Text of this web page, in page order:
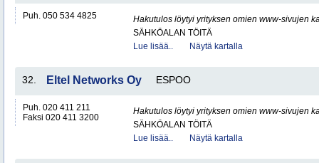
Puh. 050 534 4825
Hakutulos löytyi yrityksen omien www-sivujen
SÄHKÖALAN TÖITÄ
Lue lisää..
Näytä kartalla
32. Eltel Networks Oy ESPOO
Puh. 020 411 211
Faksi 020 411 3200
Hakutulos löytyi yrityksen omien www-sivujen
SÄHKÖALAN TÖITÄ
Lue lisää..
Näytä kartalla